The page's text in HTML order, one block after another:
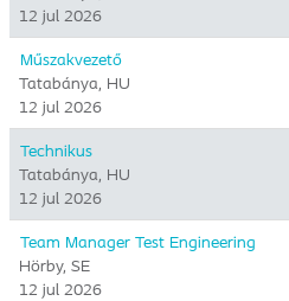
12 jul 2026
Műszakvezető
Tatabánya, HU
12 jul 2026
Technikus
Tatabánya, HU
12 jul 2026
Team Manager Test Engineering
Hörby, SE
12 jul 2026